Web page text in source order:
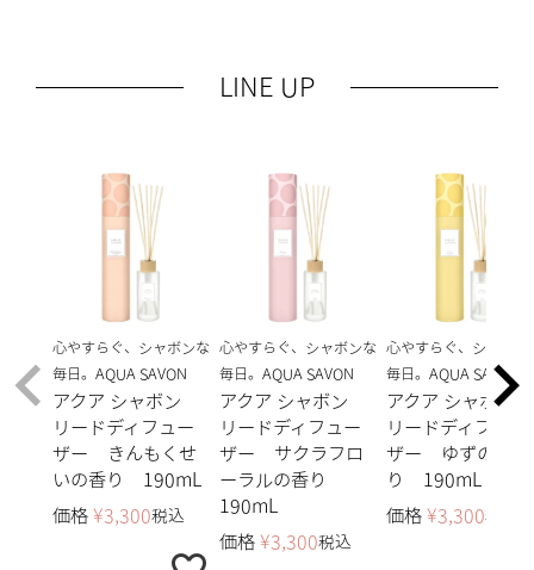
LINE UP
心やすらぐ、シャボンな
毎日。AQUA SAVON
アクア シャボン
リードディフュー
ザー きんもくせ
いの香り 190mL
価格 ¥3,300税込
心やすらぐ、シャボンな
毎日。AQUA SAVON
アクア シャボン
リードディフュー
ザー サクラフロ
ーラルの香り
190mL
価格 ¥3,300税込
心やすらぐ、シャボン
毎日。AQUA SAVON
アクア シャボン
リードディフュー
ザー ゆずの香
り 190mL
価格 ¥3,300税込